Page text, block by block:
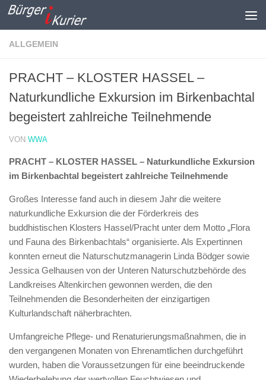
Zum Inhalt springen
ALLGEMEIN
PRACHT – KLOSTER HASSEL –
Naturkundliche Exkursion im Birkenbachtal
begeistert zahlreiche Teilnehmende
VON WWA
PRACHT – KLOSTER HASSEL – Naturkundliche Exkursion
im Birkenbachtal begeistert zahlreiche Teilnehmende
Großes Interesse fand auch in diesem Jahr die weitere
naturkundliche Exkursion die der Förderkreis des
buddhistischen Klosters Hassel/Pracht unter dem Motto „Flora
und Fauna des Birkenbachtals“ organisierte. Als Expertinnen
konnten erneut die Naturschutzmanagerin Linda Bödger sowie
Jessica Gelhausen von der Unteren Naturschutzbehörde des
Landkreises Altenkirchen gewonnen werden, die den
Teilnehmenden die Besonderheiten der einzigartigen
Kulturlandschaft näherbrachten.
Umfangreiche Pflege- und Renaturierungsmaßnahmen, die in
den vergangenen Monaten von Ehrenamtlichen durchgeführt
wurden, haben die Voraussetzungen für eine beeindruckende